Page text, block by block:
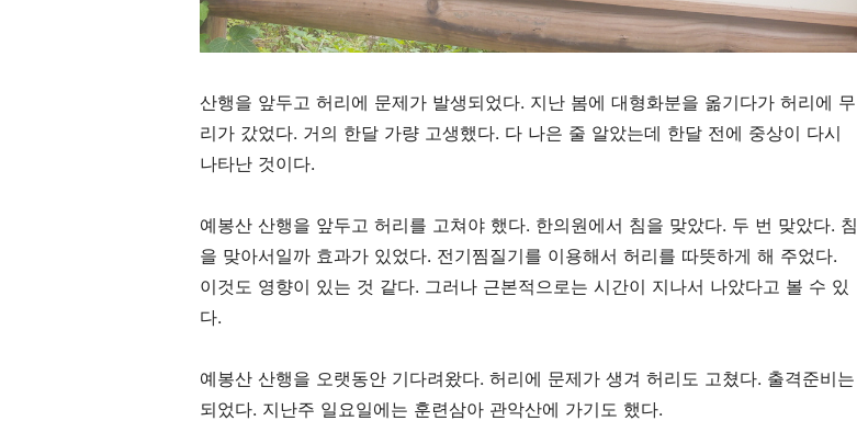
산행을 앞두고 허리에 문제가 발생되었다. 지난 봄에 대형화분을 옮기다가 허리에 무
리가 갔었다. 거의 한달 가량 고생했다. 다 나은 줄 알았는데 한달 전에 중상이 다시
나타난 것이다.
예봉산 산행을 앞두고 허리를 고쳐야 했다. 한의원에서 침을 맞았다. 두 번 맞았다. 침
을 맞아서일까 효과가 있었다. 전기찜질기를 이용해서 허리를 따뜻하게 해 주었다.
이것도 영향이 있는 것 같다. 그러나 근본적으로는 시간이 지나서 나았다고 볼 수 있
다.
예봉산 산행을 오랫동안 기다려왔다. 허리에 문제가 생겨 허리도 고쳤다. 출격준비는
되었다. 지난주 일요일에는 훈련삼아 관악산에 가기도 했다.